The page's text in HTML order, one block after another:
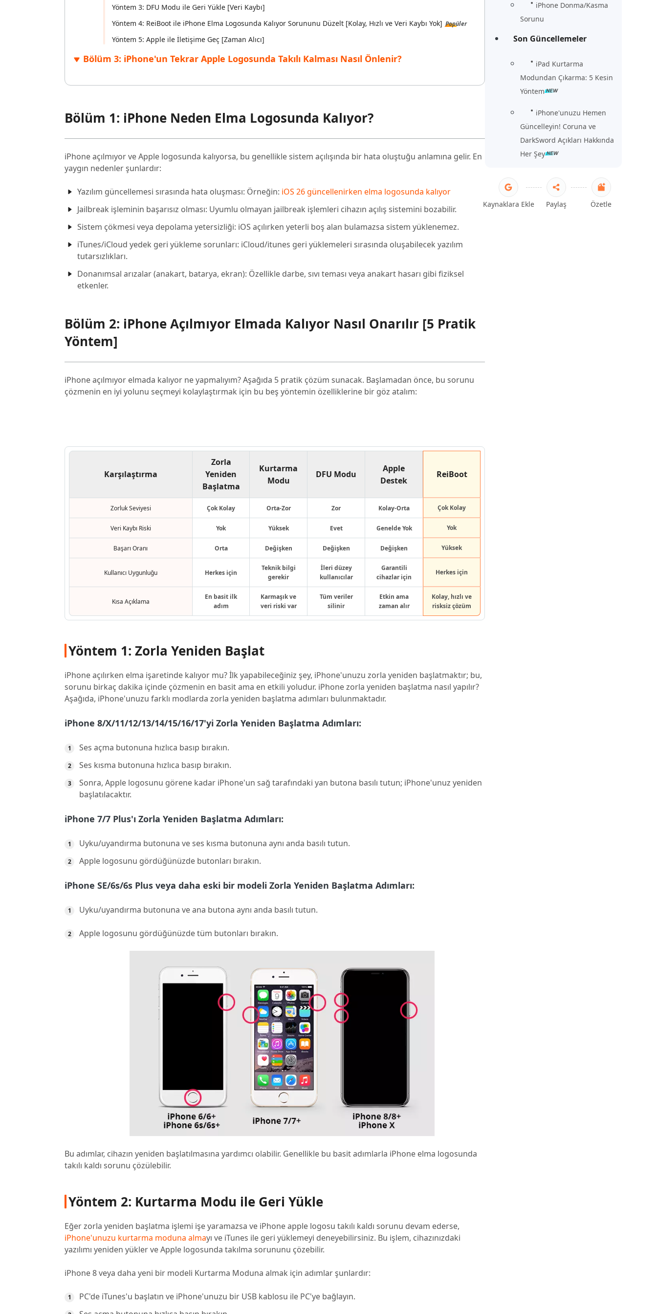
iPhone Donma/Kasma
Sorunu
Son Güncellemeler
iPad Kurtarma
Modundan Çıkarma: 5 Kesin
Yöntem
iPhone'unuzu Hemen
Güncelleyin! Coruna ve
DarkSword Açıkları Hakkında
Her Şey
Kaynaklara Ekle Paylaş Özetle
Yöntem 3: DFU Modu ile Geri Yükle [Veri Kaybı]
Yöntem 4: ReiBoot ile iPhone Elma Logosunda Kalıyor Sorununu Düzelt [Kolay, Hızlı ve Veri Kaybı Yok] Popüler
Yöntem 5: Apple ile İletişime Geç [Zaman Alıcı]
Bölüm 3: iPhone'un Tekrar Apple Logosunda Takılı Kalması Nasıl Önlenir?
Bölüm 1: iPhone Neden Elma Logosunda Kalıyor?
iPhone açılmıyor ve Apple logosunda kalıyorsa, bu genellikle sistem açılışında bir hata oluştuğu anlamına gelir. En
yaygın nedenler şunlardır:
Yazılım güncellemesi sırasında hata oluşması: Örneğin: iOS 26 güncellenirken elma logosunda kalıyor
Jailbreak işleminin başarısız olması: Uyumlu olmayan jailbreak işlemleri cihazın açılış sistemini bozabilir.
Sistem çökmesi veya depolama yetersizliği: iOS açılırken yeterli boş alan bulamazsa sistem yüklenemez.
iTunes/iCloud yedek geri yükleme sorunları: iCloud/itunes geri yüklemeleri sırasında oluşabilecek yazılım
tutarsızlıkları.
Donanımsal arızalar (anakart, batarya, ekran): Özellikle darbe, sıvı teması veya anakart hasarı gibi fiziksel
etkenler.
Bölüm 2: iPhone Açılmıyor Elmada Kalıyor Nasıl Onarılır [5 Pratik
Yöntem]
iPhone açılmıyor elmada kalıyor ne yapmalıyım? Aşağıda 5 pratik çözüm sunacak. Başlamadan önce, bu sorunu
çözmenin en iyi yolunu seçmeyi kolaylaştırmak için bu beş yöntemin özelliklerine bir göz atalım:
Karşılaştırma
Zorla
Yeniden
Başlatma
Kurtarma
Modu
DFU Modu
Apple
Destek
ReiBoot
Zorluk Seviyesi Çok Kolay Orta-Zor Zor Kolay-Orta Çok Kolay
Veri Kaybı Riski Yok Yüksek Evet Genelde Yok Yok
Başarı Oranı Orta Değişken Değişken Değişken Yüksek
Kullanıcı Uygunluğu Herkes için
Teknik bilgi
gerekir
İleri düzey
kullanıcılar
Garantili
cihazlar için
Herkes için
Kısa Açıklama
En basit ilk
adım
Karmaşık ve
veri riski var
Tüm veriler
silinir
Etkin ama
zaman alır
Kolay, hızlı ve
risksiz çözüm
Yöntem 1: Zorla Yeniden Başlat
iPhone açılırken elma işaretinde kalıyor mu? İlk yapabileceğiniz şey, iPhone'unuzu zorla yeniden başlatmaktır; bu,
sorunu birkaç dakika içinde çözmenin en basit ama en etkili yoludur. iPhone zorla yeniden başlatma nasıl yapılır?
Aşağıda, iPhone'unuzu farklı modlarda zorla yeniden başlatma adımları bulunmaktadır.
iPhone 8/X/11/12/13/14/15/16/17'yi Zorla Yeniden Başlatma Adımları:
Ses açma butonuna hızlıca basıp bırakın.
Ses kısma butonuna hızlıca basıp bırakın.
Sonra, Apple logosunu görene kadar iPhone'un sağ tarafındaki yan butona basılı tutun; iPhone'unuz yeniden
başlatılacaktır.
iPhone 7/7 Plus'ı Zorla Yeniden Başlatma Adımları:
Uyku/uyandırma butonuna ve ses kısma butonuna aynı anda basılı tutun.
Apple logosunu gördüğünüzde butonları bırakın.
iPhone SE/6s/6s Plus veya daha eski bir modeli Zorla Yeniden Başlatma Adımları:
Uyku/uyandırma butonuna ve ana butona aynı anda basılı tutun.
Apple logosunu gördüğünüzde tüm butonları bırakın.
Bu adımlar, cihazın yeniden başlatılmasına yardımcı olabilir. Genellikle bu basit adımlarla iPhone elma logosunda
takılı kaldı sorunu çözülebilir.
Yöntem 2: Kurtarma Modu ile Geri Yükle
Eğer zorla yeniden başlatma işlemi işe yaramazsa ve iPhone apple logosu takılı kaldı sorunu devam ederse,
iPhone'unuzu kurtarma moduna almayı ve iTunes ile geri yüklemeyi deneyebilirsiniz. Bu işlem, cihazınızdaki
yazılımı yeniden yükler ve Apple logosunda takılma sorununu çözebilir.
iPhone 8 veya daha yeni bir modeli Kurtarma Moduna almak için adımlar şunlardır:
PC'de iTunes'u başlatın ve iPhone'unuzu bir USB kablosu ile PC'ye bağlayın.